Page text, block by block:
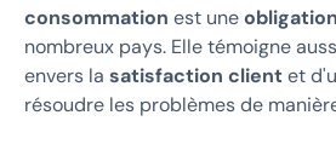
consommation est une
nombreux pays. Elle témoigne
envers la satisfaction clientet
résoudre les problèmes de